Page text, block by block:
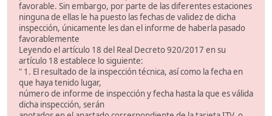
favorable. Sin embargo, por parte de las diferentes estaciones
ninguna de ellas le ha puesto las fechas de validez de dicha
inspección, únicamente les dan el informe de haberla pasado
favorablemente
Leyendo el artículo 18 del Real Decreto 920/2017 en su
artículo 18 establece lo siguiente:
" 1. El resultado de la inspección técnica, así como la fecha en
que haya tenido lugar,
número de informe de inspección y fecha hasta la que es válida
dicha inspección, serán